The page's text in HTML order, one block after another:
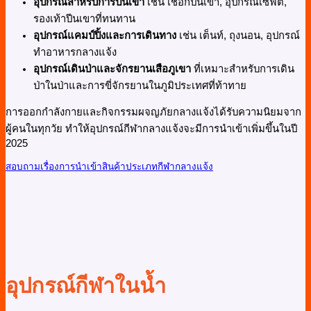
รองเท้าปีนเขาที่ทนทาน
อุปกรณ์แคมป์ปิ้งและการเดินทาง เช่น เต็นท์, ถุงนอน, อุปกรณ์
ทำอาหารกลางแจ้ง
อุปกรณ์เดินป่าและจักรยานเสือภูเขา ที่เหมาะสำหรับการเดิน
ป่าในป่าและการขี่จักรยานในภูมิประเทศที่ท้าทาย
การออกกำลังกายและกิจกรรมผจญภัยกลางแจ้งได้รับความนิยมจาก
ผู้คนในทุกวัย ทำให้อุปกรณ์กีฬากลางแจ้งจะมีการนำเข้าเพิ่มขึ้นในปี
2025
สอบถามเรื่องการนำเข้าสินค้าประเภทกีฬากลางแจ้ง
อุปกรณ์กีฬาในน้ำ